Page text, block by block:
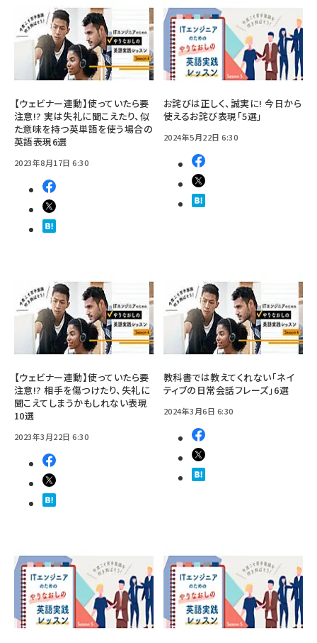
【ウェビナー連動】使っていたら要
注意!? 実は失礼に聞こえたり、似
た意味を持つ英単語を使う場合の
英語表現6選
2023年8月17日 6:30
お詫びは正しく、誠実に! 今日から
使えるお詫び表現「5選」
2024年5月22日 6:30
【ウェビナー連動】使っていたら要
注意!? 相手を傷つけたり、失礼に
聞こえてしまうかもしれない表現
10選
2023年3月22日 6:30
教科書では教えてくれない「ネイ
ティブの日常会話フレーズ」6選
2024年3月6日 6:30